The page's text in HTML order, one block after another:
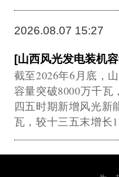
2026.08.07 15:27
[山西风光发电装机
截至2026年6月底，
容量突破8000万千瓦
四五时期新增风光新
瓦，较十三五末增长